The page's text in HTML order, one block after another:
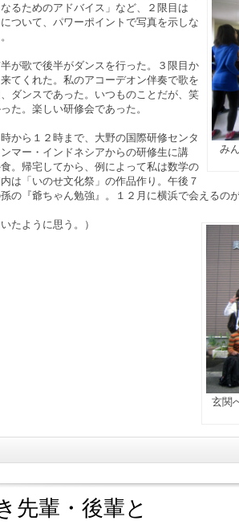
み
なるためのアドバイス」など、２限目は
について、パワーポイントで写真を示しな
が歌で後半がダンスを行った。３限目か
てくれた。私のアコーデオン伴奏で歌を
ダンスであった。いつものことだが、笑
た。楽しい研修会であった。
から１２時まで、大野の国際研修センタ
マー・インドネシアからの研修生に講
。帰宅してから、例によって私は数学の
は「いのせ文化祭」の作品作り。午後７
の『爺ちゃん勉強』。１２月に横浜で会えるの
玄関
たように思う。）
先輩・後輩と